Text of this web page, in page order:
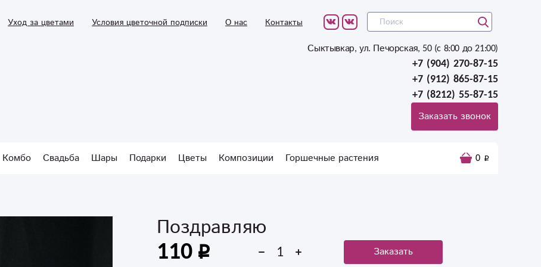
Уход за цветами Условия цветочной подписки О нас Контакты
Сыктывкар, ул. Печорская, 50 (c 8:00 до 21:00)
+7 (904) 270-87-15
+7 (912) 865-87-15
+7 (8212) 55-87-15
Заказать звонок
Комбо Свадьба Шары Подарки Цветы Композиции Горшечные растения 0
Поздравляю
110 Заказать